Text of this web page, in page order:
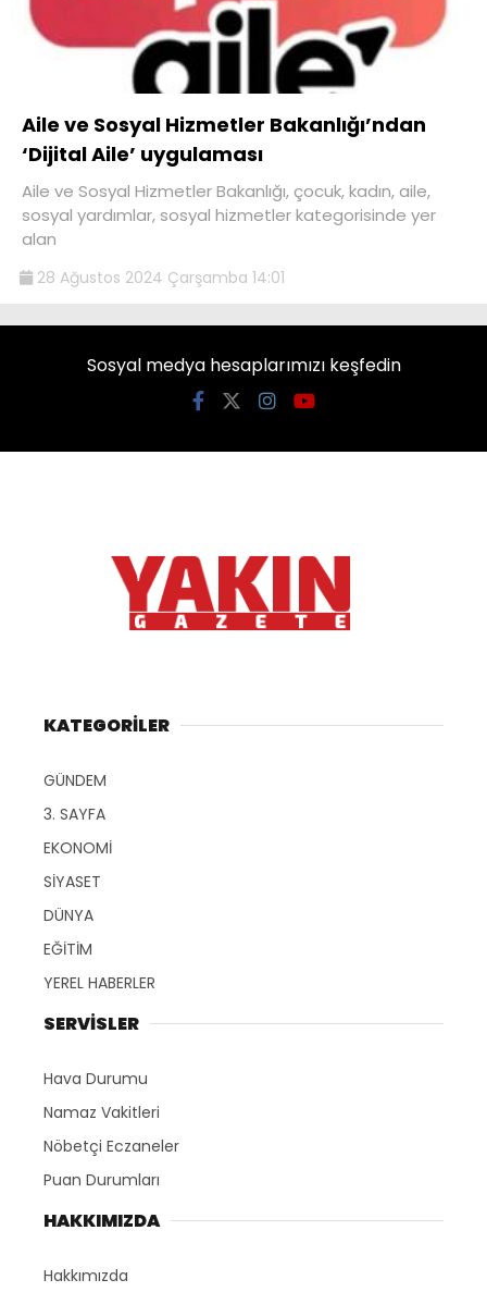
Aile ve Sosyal Hizmetler Bakanlığı’ndan
‘Dijital Aile’ uygulaması
Aile ve Sosyal Hizmetler Bakanlığı, çocuk, kadın, aile,
sosyal yardımlar, sosyal hizmetler kategorisinde yer
alan
28 Ağustos 2024 Çarşamba 14:01
Sosyal medya hesaplarımızı keşfedin
KATEGORİLER
GÜNDEM
3. SAYFA
EKONOMİ
SİYASET
DÜNYA
EĞİTİM
YEREL HABERLER
SERVİSLER
Hava Durumu
Namaz Vakitleri
Nöbetçi Eczaneler
Puan Durumları
HAKKIMIZDA
Hakkımızda